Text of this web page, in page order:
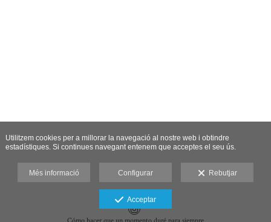
Utilitzem cookies per a millorar la navegació al nostre web i obtindre
estadístiques. Si continues navegant entenem que acceptes el seu ús.
Més informació Configurar Rebutjar
Acceptar